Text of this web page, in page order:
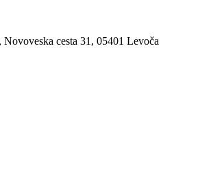
cesta 31, 05401 Levoča